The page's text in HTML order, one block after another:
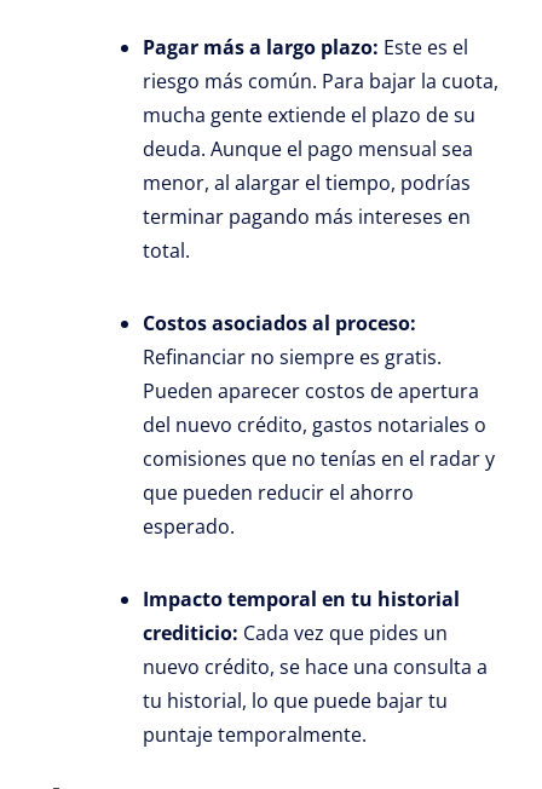
Pagar más a largo plazo: Este es el
riesgo más común. Para bajar la cuota,
mucha gente extiende el plazo de su
deuda. Aunque el pago mensual sea
menor, al alargar el tiempo, podrías
terminar pagando más intereses en
total.
Costos asociados al proceso:
Refinanciar no siempre es gratis.
Pueden aparecer costos de apertura
del nuevo crédito, gastos notariales o
comisiones que no tenías en el radar y
que pueden reducir el ahorro
esperado.
Impacto temporal en tu historial
crediticio: Cada vez que pides un
nuevo crédito, se hace una consulta a
tu historial, lo que puede bajar tu
puntaje temporalmente.